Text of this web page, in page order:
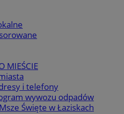
MIEŚCIE
i telefony
wywozu odpadów
Święte w Łaziskach